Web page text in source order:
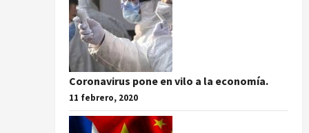
Coronavirus pone en vilo a la economía.
11 febrero, 2020